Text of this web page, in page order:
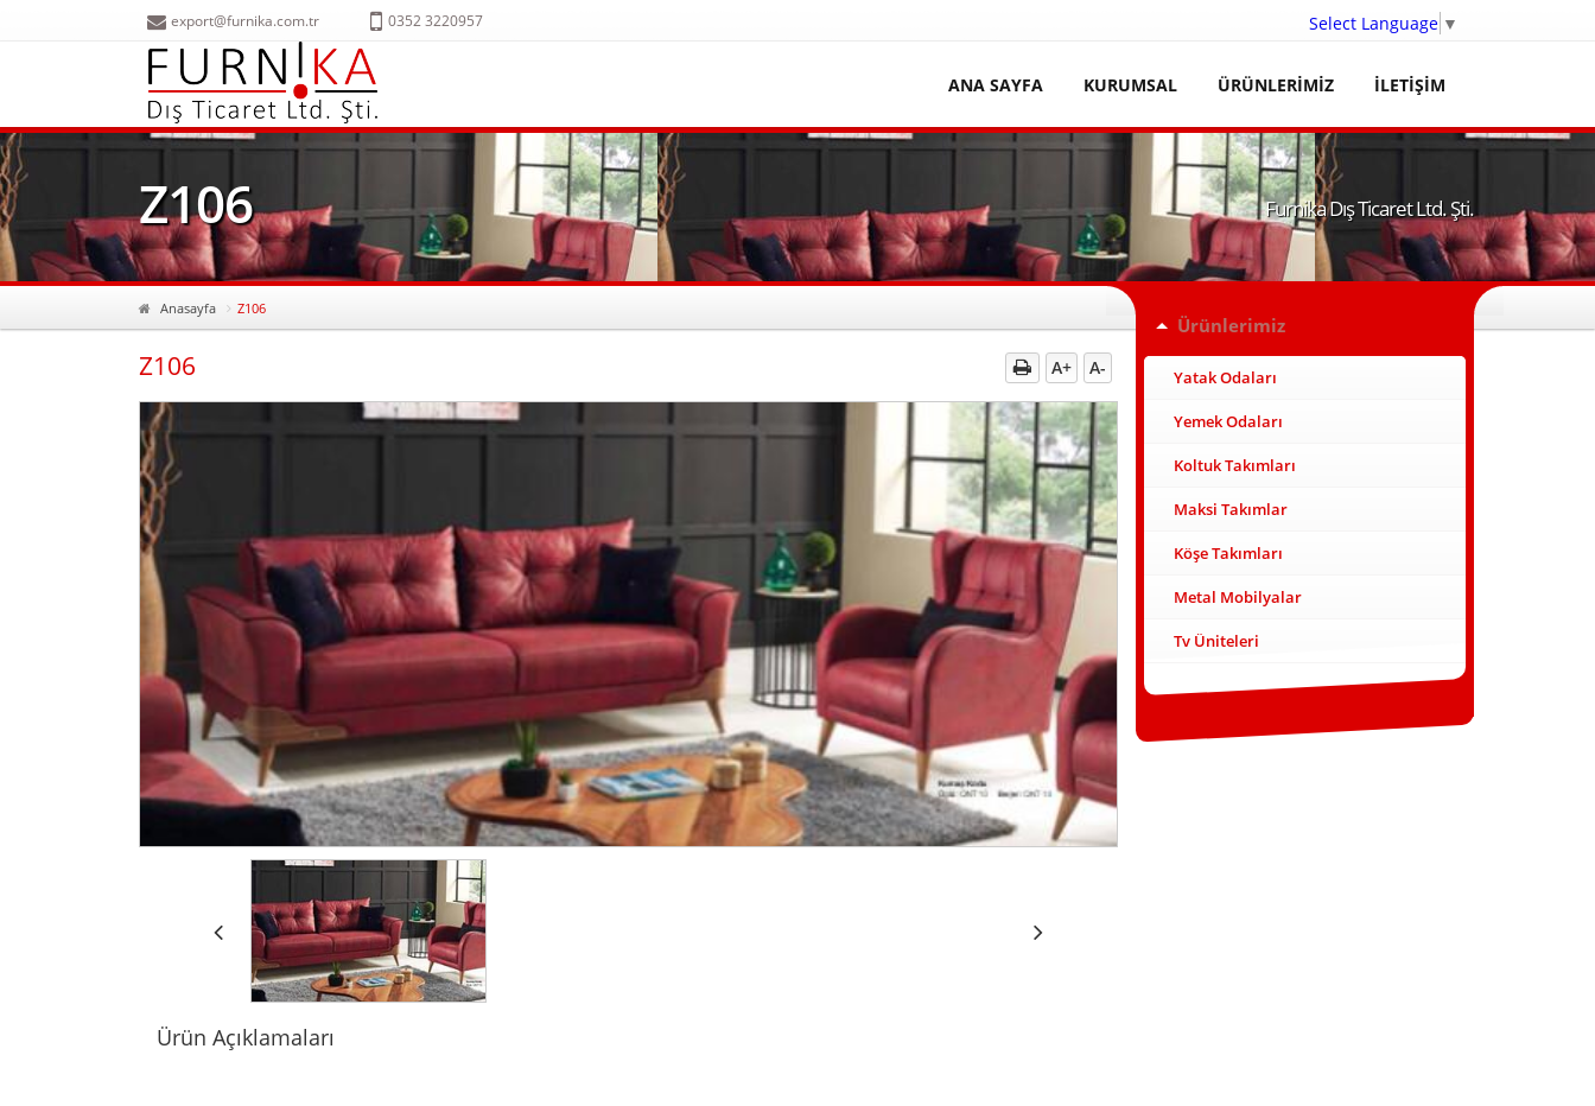
export@furnika.com.tr 0352 3220957 Select Language ▼
ANA SAYFA KURUMSAL ÜRÜNLERİMİZ İLETİŞİM
Z106 Furnika Dış Ticaret Ltd. Şti.
Anasayfa Z106
Z106 A+ A-
Ürün Açıklamaları
Ürünlerimiz
Yatak Odaları
Yemek Odaları
Koltuk Takımları
Maksi Takımlar
Köşe Takımları
Metal Mobilyalar
Tv Üniteleri